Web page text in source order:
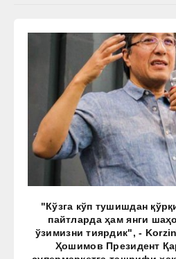
"Кўзга кўп тушишдан
пайтларда ҳам янги
ўзимизни тиярдик", -
Ҳошимов Президент